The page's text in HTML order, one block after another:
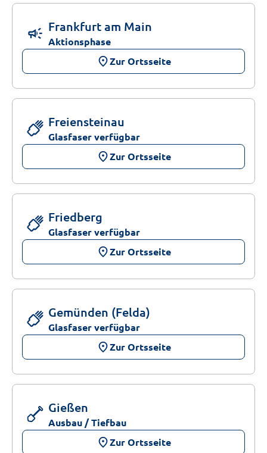
campaign Frankfurt am Main
Aktionsphase
placeZur Ortsseite
Freiensteinau
Glasfaser verfügbar
placeZur Ortsseite
Friedberg
Glasfaser verfügbar
placeZur Ortsseite
Gemünden (Felda)
Glasfaser verfügbar
placeZur Ortsseite
Gießen
Ausbau / Tiefbau
placeZur Ortsseite